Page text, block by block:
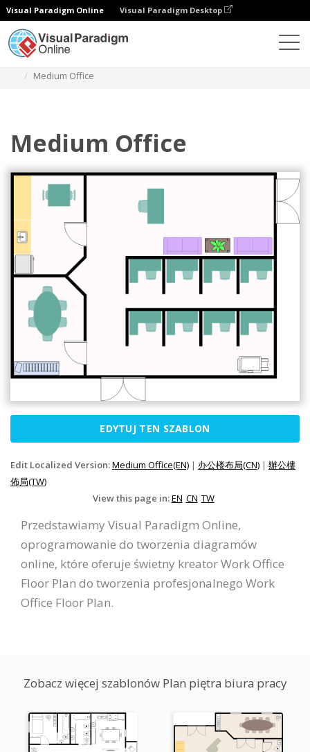
Visual Paradigm Online Visual Paradigm Desktop
Medium Office
Medium Office
EDYTUJ TEN SZABLON
Edit Localized Version:Medium Office(EN) | 办公楼布局(CN) | 辦公樓
佈局(TW)
View this page in:EN CN TW
Przedstawiamy Visual Paradigm Online,
oprogramowanie do tworzenia diagramów
online, które oferuje świetny kreator Work Office
Floor Plan do tworzenia profesjonalnego Work
Office Floor Plan.
Zobacz więcej szablonów Plan piętra biura pracy